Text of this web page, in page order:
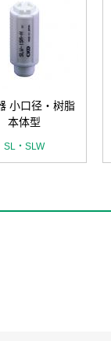
小口径・树脂
本体型
SL・SLW